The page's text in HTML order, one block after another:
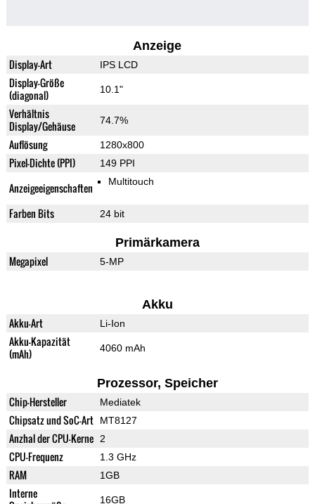
Anzeige
Display-Art IPS LCD
Display-Größe
(diagonal)
10.1"
Verhältnis
Display/Gehäuse
74.7%
Auflösung 1280x800
Pixel-Dichte (PPI) 149 PPI
Anzeigeeigenschaften Multitouch
Farben Bits 24 bit
Primärkamera
Megapixel 5-MP
Akku
Akku-Art Li-Ion
Akku-Kapazität
(mAh)
4060 mAh
Prozessor, Speicher
Chip-Hersteller Mediatek
Chipsatz und SoC-Art MT8127
Anzhal der CPU-Kerne 2
CPU-Frequenz 1.3 GHz
RAM 1GB
Interne
16GB